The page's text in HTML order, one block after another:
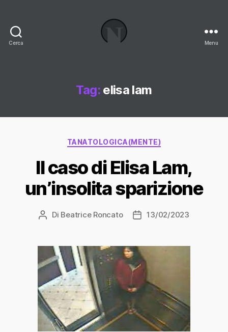
Cerca
Blog
Menu
Tag: elisa lam
Categorie
TANATOLOGICA(MENTE)
Il caso di Elisa Lam,
un’insolita sparizione
Autore
Di Beatrice Roncato
Data13/02/2023